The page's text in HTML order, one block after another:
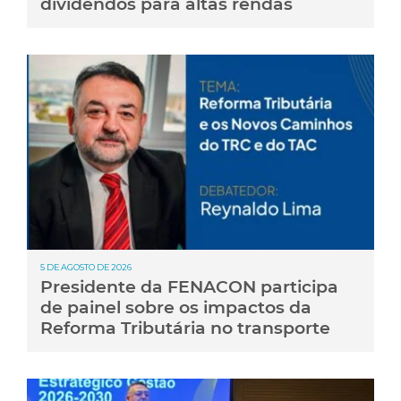
5 DE AGOSTO DE 2026
Presidente da FENACON participa
de painel sobre os impactos da
Reforma Tributária no transporte